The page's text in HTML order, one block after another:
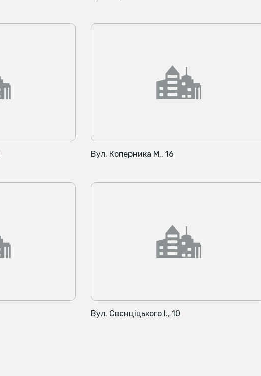
Вул. Коперника М., 16
Вул. Свєнціцького І., 10